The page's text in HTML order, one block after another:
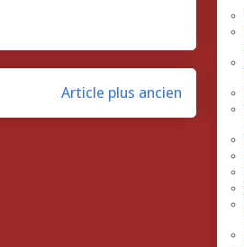
Article plus ancien